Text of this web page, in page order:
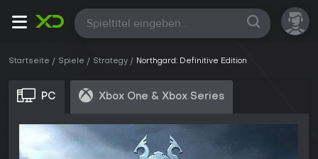
Alle
Startseite Spiele Strategy Northgard: Definitive Edition
PC Xbox One & Xbox Series